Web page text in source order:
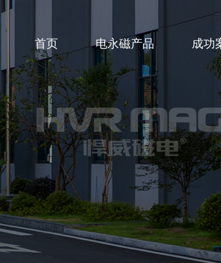
首页 电永磁产品 成功